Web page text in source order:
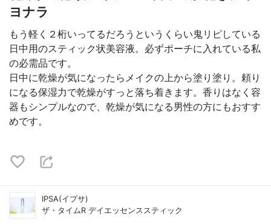
ヨナラ
もう軽く２桁いってるだろうというくらい鬼リピしている
日中用のスティック状美容液。必ずポーチに入れている私
の必需品です。
日中に乾燥が気になったらメイクの上から塗り塗り。頼り
になる保湿力で乾燥がすっと落ち着きます。香りはなく容
器もシンプルなので、乾燥が気になる男性の方にもおすす
めです。
IPSA(イプサ)
ザ・タイムR デイエッセンススティック